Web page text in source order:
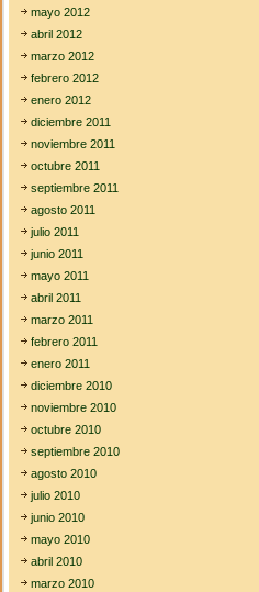
mayo 2012
abril 2012
marzo 2012
febrero 2012
enero 2012
diciembre 2011
noviembre 2011
octubre 2011
septiembre 2011
agosto 2011
julio 2011
junio 2011
mayo 2011
abril 2011
marzo 2011
febrero 2011
enero 2011
diciembre 2010
noviembre 2010
octubre 2010
septiembre 2010
agosto 2010
julio 2010
junio 2010
mayo 2010
abril 2010
marzo 2010